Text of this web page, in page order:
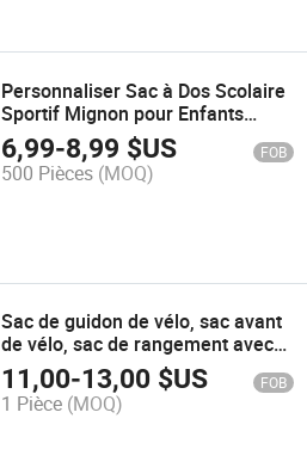
Personnaliser Sac à Dos Scolaire
Sportif Mignon pour Enfants
Bpcb025
6,99-8,99 $US FOB
500 Pièces (MOQ)
Sac de guidon de vélo, sac avant
de vélo, sac de rangement avec
bandoulière pour vélo de route et
de montagne, accessoires de
cyclisme, camouflage gris
11,00-13,00 $US FOB
1 Pièce (MOQ)